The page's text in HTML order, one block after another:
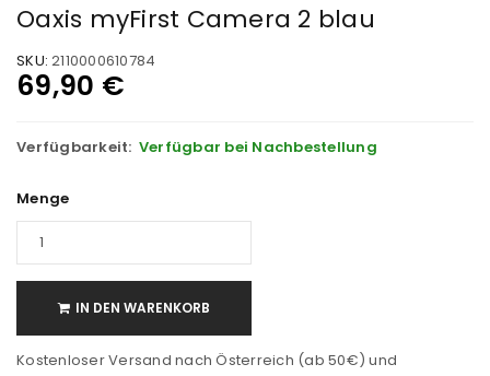
Oaxis myFirst Camera 2 blau
SKU: 2110000610784
69,90 €
Verfügbarkeit: Verfügbar bei Nachbestellung
Menge
IN DEN WARENKORB
Kostenloser Versand nach Österreich (ab 50€) und